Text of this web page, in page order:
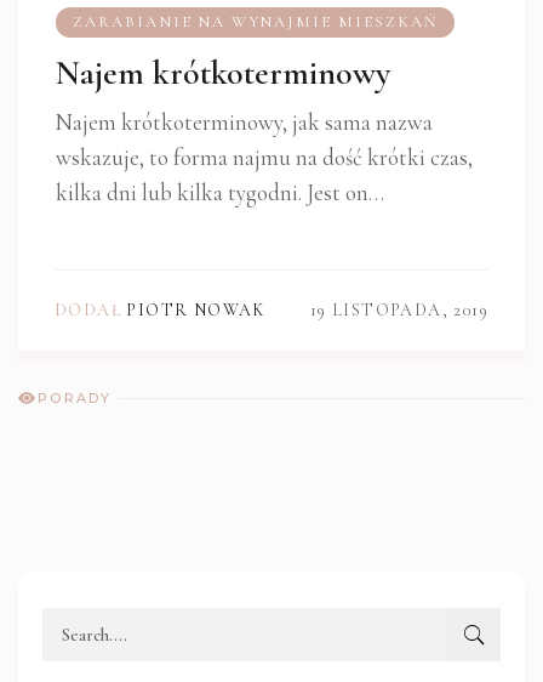
ZARABIANIE NA WYNAJMIE MIESZKAŃ
Najem krótkoterminowy
Najem krótkoterminowy, jak sama nazwa
wskazuje, to forma najmu na dość krótki czas,
kilka dni lub kilka tygodni. Jest on
DODAŁ PIOTR NOWAK 19 LISTOPADA, 2019
PORADY